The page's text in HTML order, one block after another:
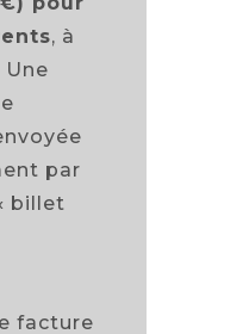
, à
Une
par
billet
facture